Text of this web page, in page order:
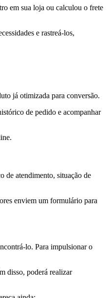
em sua loja ou calculou o frete
e rastreá-los,
já otimizada para conversão.
de pedido e acompanhar
de atendimento, situação de
enviem um formulário para
lo. Para impulsionar o
disso, poderá realizar